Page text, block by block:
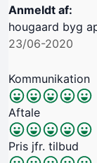
Anmeldt af:
hougaard byg
23/06-2020
Kommunikation
Aftale
Pris jfr. tilbud